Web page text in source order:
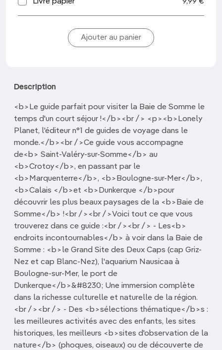
Description
<b>Le guide parfait pour visiter la Baie de Somme le
temps d'un court séjour !</b><br /> <p><b>Lonely
Planet, l'éditeur n°1 de guides de voyage dans le
monde.</b><br />Ce guide vous accompagne
de<b> Saint-Valéry-sur-Somme</b> au
<b>Crotoy</b>, en passant par le
<b>Marquenterre</b>, <b>Boulogne-sur-Mer</b>,
<b>Calais </b>et <b>Dunkerque </b>pour
découvrir les plus beaux paysages de la <b>Baie de
Somme</b> !<br /><br />Voici tout ce que vous
trouverez dans ce guide :<br /><br /> - Les<b>
endroits incontournables</b> à voir dans la Baie de
Somme : <b>le Grand Site des Deux Caps (cap Griz-
Nez et cap Blanc-Nez), l'aquarium Nausicaa à
Boulogne-sur-Mer, le port de
Dunkerque</b>&#8230; Une immersion complète
dans la richesse culturelle et naturelle de la région.
<br /><br /> - Des <b>sélections thématique</b>s :
les meilleures activités avec des enfants, les sites
historiques, les meilleurs <b>sites d'observation de la
nature</b> (phoques, oiseaux) ou de découverte de